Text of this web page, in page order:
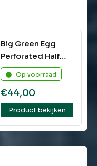
Big Green Egg
Perforated Half
Grid Large
Op voorraad
€44,00
Product bekijken